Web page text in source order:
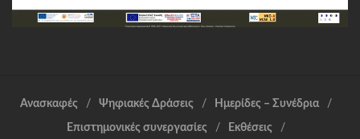
Ανασκαφές Ψηφιακές Δράσεις Ημερίδες – Συνέδρια
Επιστημονικές συνεργασίες Εκθέσεις